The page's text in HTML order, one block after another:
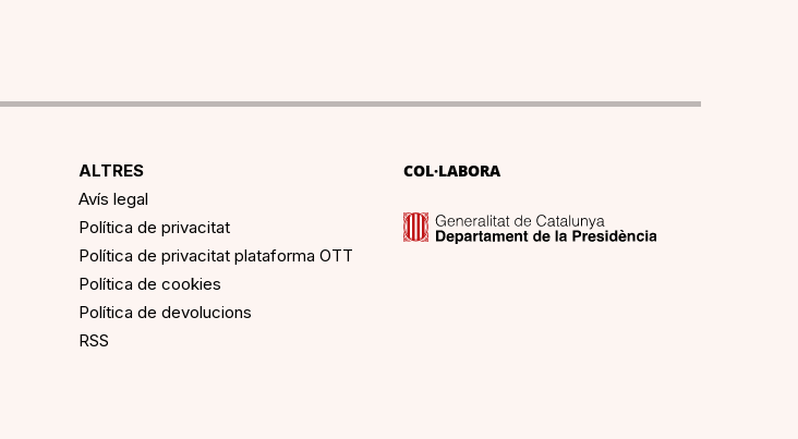
ALTRES
Avís legal
Política de privacitat
Política de privacitat plataforma OTT
Política de cookies
Política de devolucions
RSS
COL·LABORA